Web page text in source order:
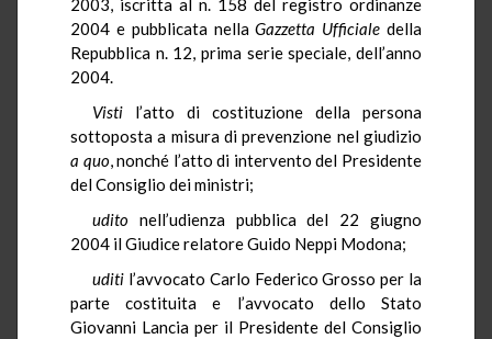
2003, iscritta al n. 158 del registro ordinanze
2004 e pubblicata nellaGazzetta Ufficiale della
Repubblica n. 12, prima serie speciale, dell’anno
2004.
Visti l’atto di costituzione della persona
sottoposta a misura di prevenzione nel giudizio
a quo, nonché l’atto di intervento del Presidente
del Consiglio dei ministri;
udito nell’udienza pubblica del 22 giugno
2004 il Giudice relatore Guido Neppi Modona;
uditi l’avvocato Carlo Federico Grosso per la
parte costituita e l’avvocato dello Stato
Giovanni Lancia per il Presidente del Consiglio